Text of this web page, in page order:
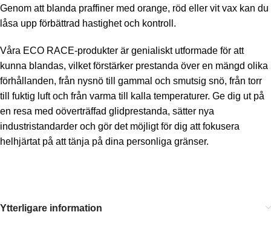
Genom att blanda praffiner med orange, röd eller vit vax kan du
låsa upp förbättrad hastighet och kontroll.
Våra ECO RACE-produkter är genialiskt utformade för att
kunna blandas, vilket förstärker prestanda över en mängd olika
förhållanden, från nysnö till gammal och smutsig snö, från torr
till fuktig luft och från varma till kalla temperaturer. Ge dig ut på
en resa med oöverträffad glidprestanda, sätter nya
industristandarder och gör det möjligt för dig att fokusera
helhjärtat på att tänja på dina personliga gränser.
Ytterligare information